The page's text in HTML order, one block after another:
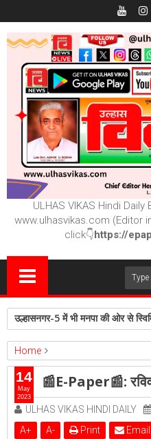
ULHAS VIKAS Hindi Daily
www.ulhasvikas.com (Editor
click👇https://
उल्हासनगर-5 में भी मनपा की ओर से
Home
ambernath
bhiwandi epaper
ulhasnagar
📰E-Paper📰:
📰E-Paper📰:
ULHAS VIKAS HINDI DAILY
A+ A- Print Email
14
May
2023